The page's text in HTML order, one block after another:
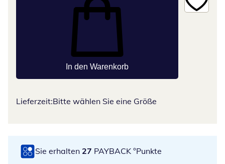
In den Warenkorb
Lieferzeit:Bitte wählen Sie eine Größe
Sie erhalten 27 PAYBACK °Punkte